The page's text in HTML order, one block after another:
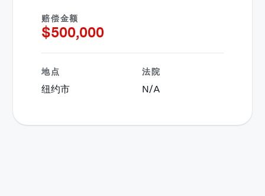
赔偿金额
$500,000
地点
纽约市
法院
N/A